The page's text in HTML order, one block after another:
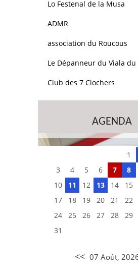
Lo Festenal de la Musa
ADMR
association du Roucous
Le Dépanneur du Viala du
Club des 7 Clochers
AGENDA
1
3
4 5 6 7 8
10
11 12 13 14 15
17
18 19 20 21 22
24
25 26 27 28 29
31
<< 07 Août,